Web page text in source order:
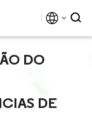
DO
DE